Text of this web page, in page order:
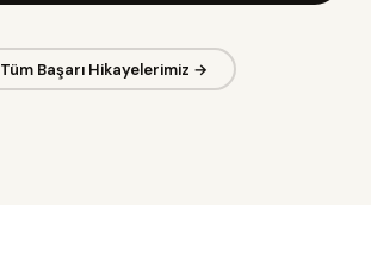
Tüm Başarı Hikayelerimiz →